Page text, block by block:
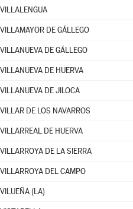
VILLALENGUA
VILLAMAYOR DE GÁLLEGO
VILLANUEVA DE GÁLLEGO
VILLANUEVA DE HUERVA
VILLANUEVA DE JILOCA
VILLAR DE LOS NAVARROS
VILLARREAL DE HUERVA
VILLARROYA DE LA SIERRA
VILLARROYA DEL CAMPO
VILUEÑA (LA)